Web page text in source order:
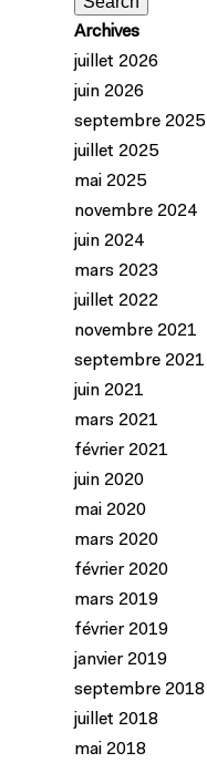
Archives
juillet 2026
juin 2026
septembre 2025
juillet 2025
mai 2025
novembre 2024
juin 2024
mars 2023
juillet 2022
novembre 2021
septembre 2021
juin 2021
mars 2021
février 2021
juin 2020
mai 2020
mars 2020
février 2020
mars 2019
février 2019
janvier 2019
septembre 2018
juillet 2018
mai 2018